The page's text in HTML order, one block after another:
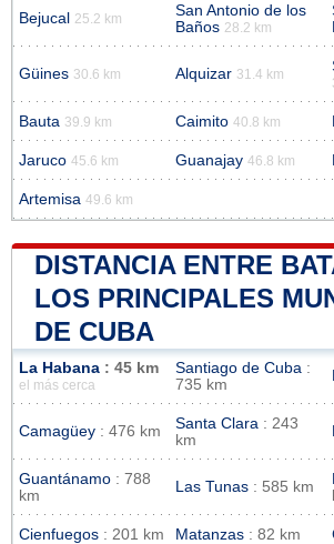
Bejucal 25.2 km
San Antonio de los
Baños 28.2 km
Güines 30.6 km Alquizar 31.4 km
Bauta 39.9 km Caimito 40.8 km
Jaruco 45.6 km Guanajay 46.8 km
Artemisa 49.6 km
DISTANCIA ENTRE
LOS PRINCIPALES
DE CUBA
La Habana : 45 km
el más cerca
Santiago de Cuba :
735 km
Camagüey : 476 km Santa Clara : 243
km
Guantánamo : 788
km
Las Tunas : 585 km
Cienfuegos : 201 km Matanzas : 82 km